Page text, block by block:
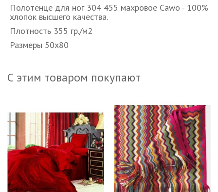
Полотенце для ног 304 455 махровое Cawo - 100%
хлопок высшего качества.
Плотность 355 гр./м2
Размеры 50х80
С этим товаром покупают